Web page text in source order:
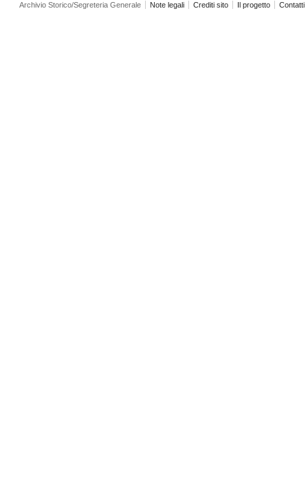
Archivio Storico/Segreteria Generale Note legali Crediti sito Il progetto Contatti